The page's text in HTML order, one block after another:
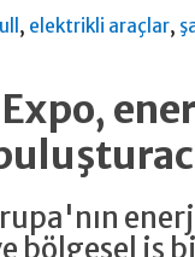
, elektrikli araçlar,
Expo,